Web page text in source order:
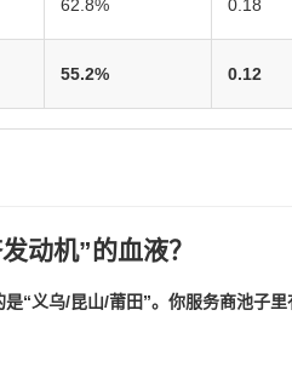
62.8% 0.18
55.2% 0.12
动机”的血液？
义乌/昆山/莆田”。你服务商池子里